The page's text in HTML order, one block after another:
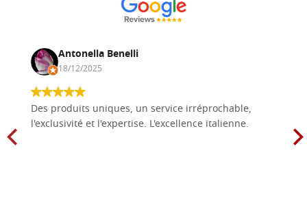
Antonella Benelli
18/12/2025
Des produits uniques, un service irréprochable,
l'exclusivité et l'expertise. L'excellence italienne.